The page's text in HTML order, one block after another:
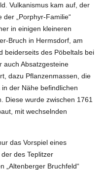
Vulkanismus kam auf, der
„Porphyr-Familie“
in einigen kleineren
Bruch in Hermsdorf, am
beiderseits des Pöbeltals bei
auch Absatzgesteine
dazu Pflanzenmassen, die
der Nähe befindlichen
Diese wurde zwischen 1761
mit wechselnden
das Vorspiel eines
des Teplitzer
„Altenberger Bruchfeld“